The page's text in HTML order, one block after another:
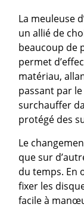
La meuleuse
un allié de
beaucoup de
permet
matériau,
passant par
surchauffer
protégé des
Le
que sur
du temps. En
fixer les
facile à